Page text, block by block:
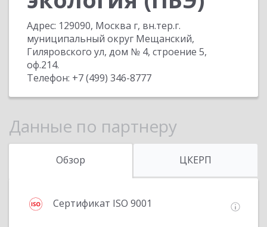
Адрес: 129090, Москва г, вн.тер.г.
муниципальный округ Мещанский,
Гиляровского ул, дом № 4, строение 5,
оф.214.
Телефон: +7 (499) 346-8777
Данные по партнеру
Обзор ЦКЕРП
Сертификат ISO 9001